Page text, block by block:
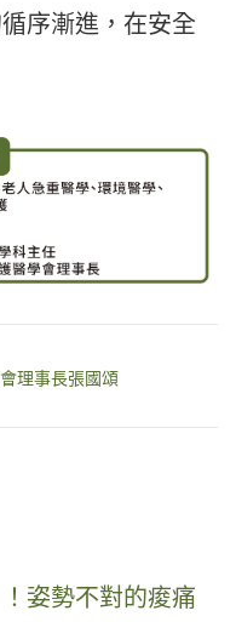
序漸進，在安全
理事長張國頌
姿勢不對的痠痛